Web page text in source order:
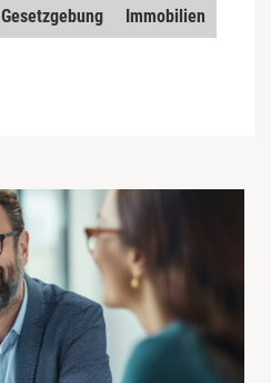
Gesetzgebung
Immobilien